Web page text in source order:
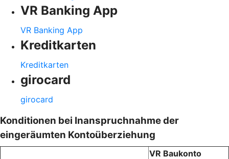
VR Banking App
VR Banking App
Kreditkarten
Kreditkarten
girocard
girocard
Konditionen bei Inanspruchnahme der
eingeräumten Kontoüberziehung
VR Baukonto